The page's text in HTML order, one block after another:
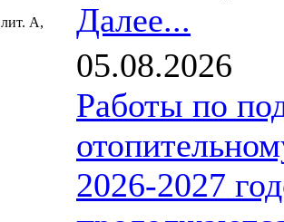
А,
Далее...
05.08.2026
Работы по
2026-2027